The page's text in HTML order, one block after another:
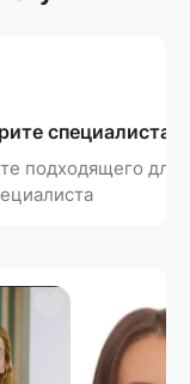
специалиста
подходящего для